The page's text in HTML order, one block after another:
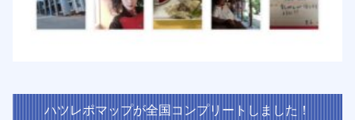
ハツレポマップが全国コンプリートしました！